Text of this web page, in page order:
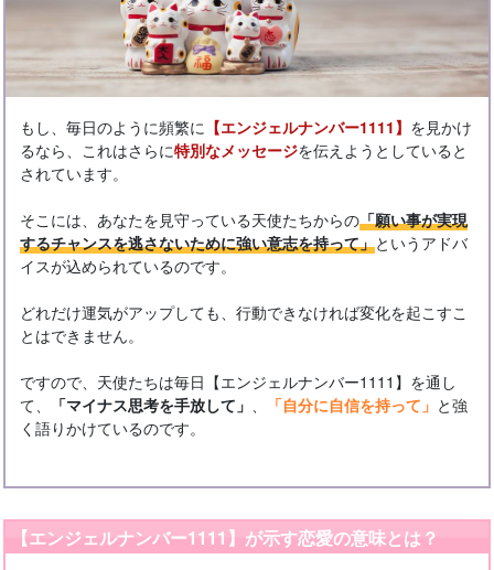
もし、毎日のように頻繁に 【エンジェルナンバー1111】 を見かけ
るなら、これはさらに特別なメッセージを伝えようとしていると
されています。
そこには、あなたを見守っている天使たちからの「願い事が実現
するチャンスを逃さないために強い意志を持って」というアドバ
イスが込められているのです。
どれだけ運気がアップしても、行動できなければ変化を起こすこ
とはできません。
ですので、天使たちは毎日【エンジェルナンバー1111】を通し
て、
「マイナス思考を手放して」 「自分に自信を持って」 と強
く語りかけているのです。
【エンジェルナンバー1111】が示す恋愛の意味とは？